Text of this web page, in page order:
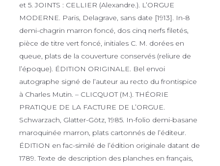
et 5. JOINTS : CELLIER (Alexandre.). L’ORGUE
MODERNE. Paris, Delagrave, sans date [1913]. In-8
demi-chagrin marron foncé, dos cinq nerfs filetés,
pièce de titre vert foncé, initiales C. M. dorées en
queue, plats de la couverture conservés (reliure de
l’époque). ÉDITION ORIGINALE. Bel envoi
autographe signé de l’auteur au recto du frontispice
à Charles Mutin. – CLICQUOT (M.). THÉORIE
PRATIQUE DE LA FACTURE DE L’ORGUE.
Schwarzach, Glatter-Götz, 1985. In-folio demi-basane
maroquinée marron, plats cartonnés de l’éditeur.
ÉDITION en fac-similé de l’édition originale datant de
1789. Texte de description des planches en français,